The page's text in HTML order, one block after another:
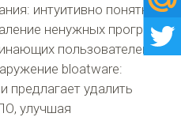
интуитивно понятный
ненужных программ
пользователей.
bloatware:
предлагает удалить
улучшая